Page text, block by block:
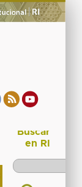
Buscar
en RI